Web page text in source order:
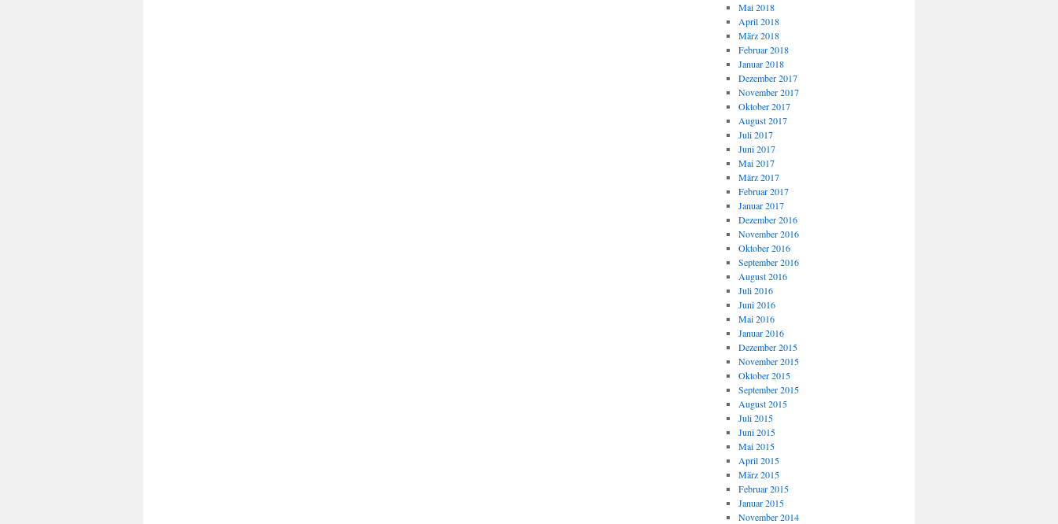
Mai 2018
April 2018
März 2018
Februar 2018
Januar 2018
Dezember 2017
November 2017
Oktober 2017
August 2017
Juli 2017
Juni 2017
Mai 2017
März 2017
Februar 2017
Januar 2017
Dezember 2016
November 2016
Oktober 2016
September 2016
August 2016
Juli 2016
Juni 2016
Mai 2016
Januar 2016
Dezember 2015
November 2015
Oktober 2015
September 2015
August 2015
Juli 2015
Juni 2015
Mai 2015
April 2015
März 2015
Februar 2015
Januar 2015
November 2014